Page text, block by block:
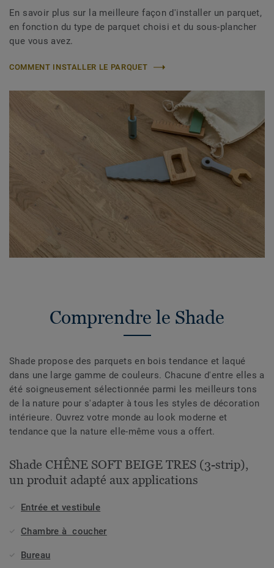
En savoir plus sur la meilleure façon d'installer un parquet,
en fonction du type de parquet choisi et du sous-plancher
que vous avez.
COMMENT INSTALLER LE PARQUET
Comprendre le Shade
Shade propose des parquets en bois tendance et laqué
dans une large gamme de couleurs. Chacune d'entre elles a
été soigneusement sélectionnée parmi les meilleurs tons
de la nature pour s'adapter à tous les styles de décoration
intérieure. Ouvrez votre monde au look moderne et
tendance que la nature elle-même vous a offert.
Shade CHÊNE SOFT BEIGE TRES (3-strip),
un produit adapté aux applications
Entrée et vestibule
Chambre à coucher
Bureau